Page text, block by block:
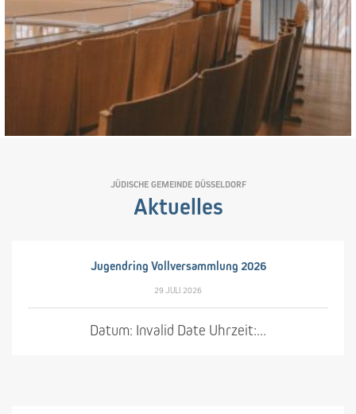
JÜDISCHE GEMEINDE DÜSSELDORF
Aktuelles
Jugendring Vollversammlung 2026
29 JULI 2026
Datum: Invalid Date Uhrzeit:...